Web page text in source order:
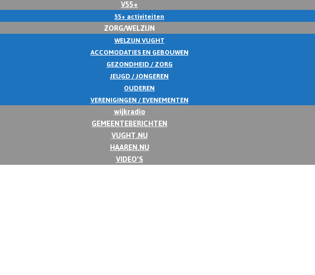
V55+
55+ activiteiten
ZORG/WELZIJN
WELZIJN VUGHT
ACCOMODATIES EN GEBOUWEN
GEZONDHEID / ZORG
JEUGD / JONGEREN
OUDEREN
VERENIGINGEN / EVENEMENTEN
wijkradio
GEMEENTEBERICHTEN
VUGHT.NU
HAAREN.NU
VIDEO’S